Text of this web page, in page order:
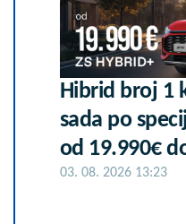
Hibrid broj 1
sada po
od 19.990€
03. 08. 2026 13:23